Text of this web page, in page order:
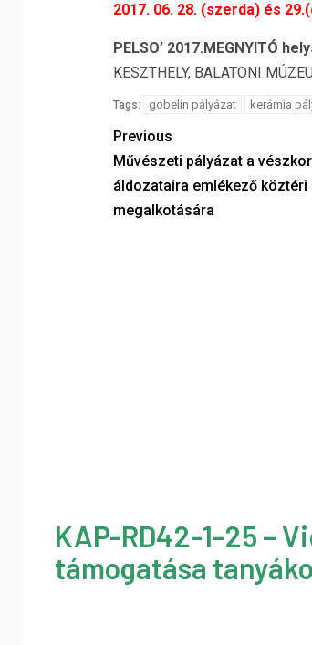
2017. 06. 28. (szerda) és
PELSO’ 2017.MEGNYITÓ
KESZTHELY, BALATONI
Tags: gobelin pályázat kerámia
Previous
Művészeti pályázat a
áldozataira emlékező köztéri
megalkotására
KAP-RD42-1-25 –
támogatása